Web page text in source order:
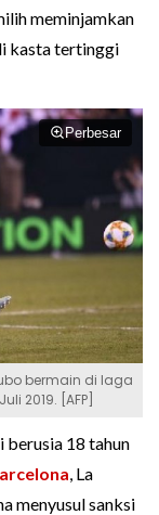
meminjamkan
kasta tertinggi
Perbesar
bermain di laga
2019. [AFP]
berusia 18 tahun
, La
menyusul sanksi